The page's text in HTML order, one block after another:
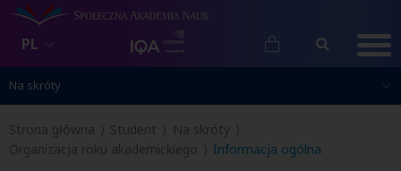
PL
Na skróty
Na skróty
Strona główna Student
Na skróty
Organizacja roku akademickiego
Informacja ogólna